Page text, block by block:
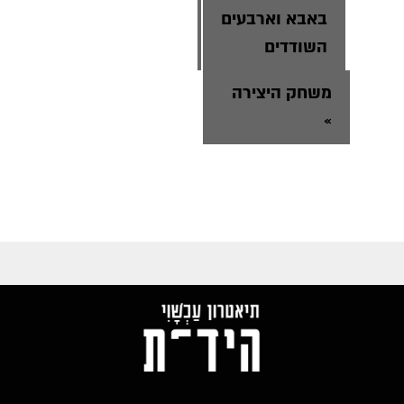
באבא וארבעים
השודדים
משחק היצירה
»